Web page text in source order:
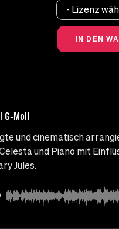
- Lizenz
G-Moll
und cinematisch
und Piano mit
Jules.